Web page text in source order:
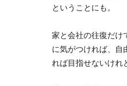
ということにも。
家と会社の往復だけ
に気がつければ、自
れば目指せないけれ